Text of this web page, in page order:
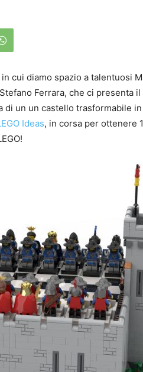
in cui diamo spazio a talentuosi
Ferrara, che ci presenta
di un un castello trasformabile
Ideas, in corsa per ottenere